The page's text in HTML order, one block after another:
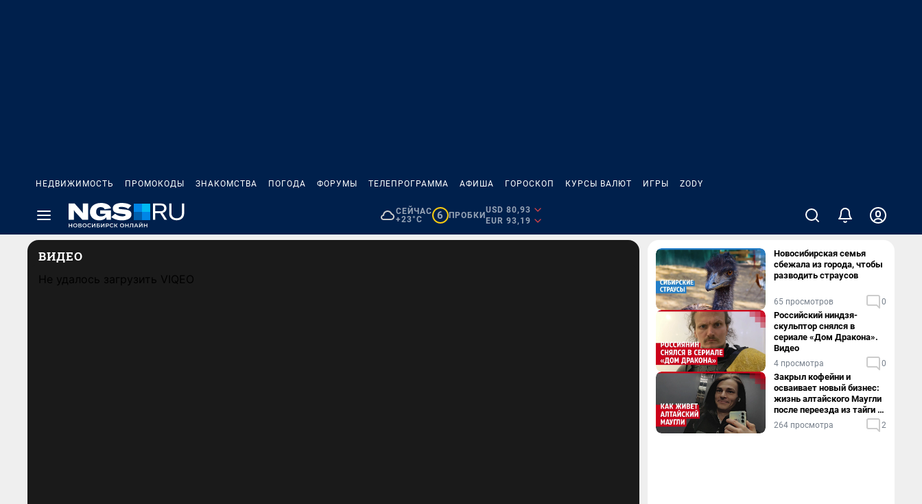
НЕДВИЖИМОСТЬ ПРОМОКОДЫ ЗНАКОМСТВА ПОГОДА ФОРУМЫ ТЕЛЕПРОГРАММА АФИША ГОРОСКОП КУРСЫ ВАЛЮТ ИГРЫ ZODY
СЕЙЧАС
+23°C
6 ПРОБКИ
USD 80,93
EUR 93,19
ВИДЕО
Не удалось загрузить VIQEO
Новосибирская семья
сбежала из города, чтобы
разводить страусов
65 просмотров 0
Российский ниндзя-
скульптор снялся в
сериале «Дом Дракона».
Видео
4 просмотра 0
Закрыл кофейни и
осваивает новый бизнес:
жизнь алтайского Маугли
после переезда из тайги в
столицу
264 просмотра 2